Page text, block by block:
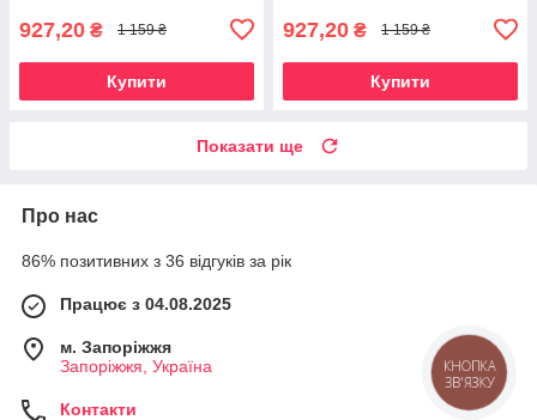
927,20 ₴ 1 159 ₴
Купити
927,20 ₴ 1 159 ₴
Купити
Показати ще
Про нас
86% позитивних з 36 відгуків за рік
Працює з 04.08.2025
м. Запоріжжя
Запоріжжя, Україна
Контакти